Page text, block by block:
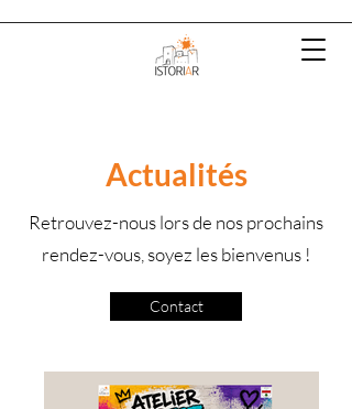
Actualités
Retrouvez-nous lors de nos prochains
rendez-vous, soyez les bienvenus !
Contact